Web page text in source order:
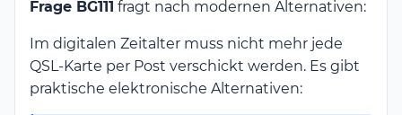
Frage BG111 fragt nach modernen Alternativen:
Im digitalen Zeitalter muss nicht mehr jede
QSL-Karte per Post verschickt werden. Es gibt
praktische elektronische Alternativen: